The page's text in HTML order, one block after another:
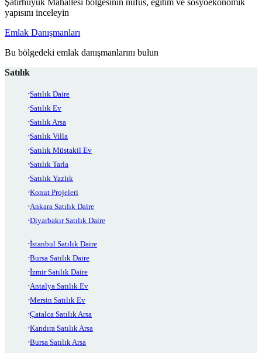
yapısını inceleyin
Emlak Danışmanları
Bu bölgedeki emlak danışmanlarını bulun
Satılık
Satılık Daire
Satılık Ev
Satılık Arsa
Satılık Villa
Satılık Müstakil Ev
Satılık Tarla
Satılık Yazlık
Konut Projeleri
Ankara Satılık Daire
Diyarbakır Satılık Daire
İstanbul Satılık Daire
Bursa Satılık Daire
İzmir Satılık Daire
Antalya Satılık Ev
Mersin Satılık Ev
Çatalca Satılık Arsa
Kandıra Satılık Arsa
Bursa Satılık Arsa